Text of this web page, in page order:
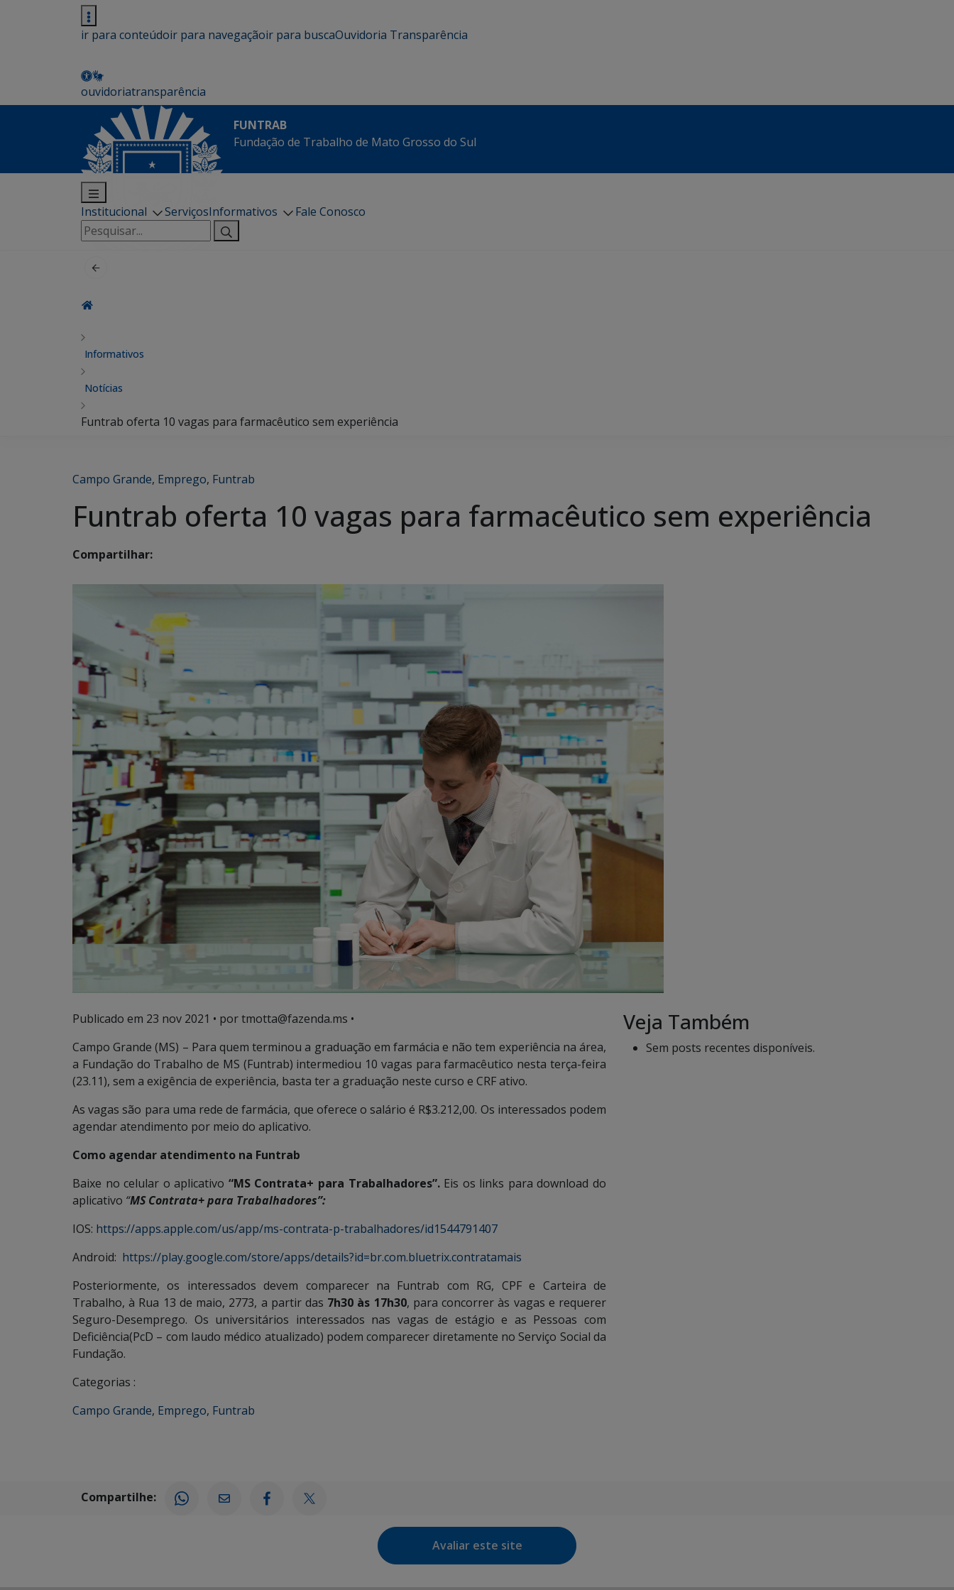
ir para conteúdoir para navegaçãoir para buscaOuvidoria Transparência
ouvidoriatransparência
FUNTRAB
Fundação de Trabalho de Mato Grosso do Sul
Institucional ServiçosInformativos
Fale Conosco
Pesquisar
por:
Informativos
Notícias
Funtrab oferta 10 vagas para farmacêutico sem experiência
Campo Grande, Emprego, Funtrab
Funtrab oferta 10 vagas para farmacêutico sem experiência
Compartilhar:
Publicado em 23 nov 2021 • por tmotta@fazenda.ms •
Campo Grande (MS) – Para quem terminou a graduação em farmácia e não tem experiência na área,
a Fundação do Trabalho de MS (Funtrab) intermediou 10 vagas para farmacêutico nesta terça-feira
(23.11), sem a exigência de experiência, basta ter a graduação neste curso e CRF ativo.
As vagas são para uma rede de farmácia, que oferece o salário é R$3.212,00. Os interessados podem
agendar atendimento por meio do aplicativo.
Como agendar atendimento na Funtrab
Baixe no celular o aplicativo “MS Contrata+ para Trabalhadores”. Eis os links para download do
aplicativo “MS Contrata+ para Trabalhadores”:
IOS: https://apps.apple.com/us/app/ms-contrata-p-trabalhadores/id1544791407
Android: https://play.google.com/store/apps/details?id=br.com.bluetrix.contratamais
Posteriormente, os interessados devem comparecer na Funtrab com RG, CPF e Carteira de
Trabalho, à Rua 13 de maio, 2773, a partir das 7h30 às 17h30, para concorrer às vagas e requerer
Seguro-Desemprego. Os universitários interessados nas vagas de estágio e as Pessoas com
Deficiência(PcD – com laudo médico atualizado) podem comparecer diretamente no Serviço Social da
Fundação.
Categorias :
Campo Grande, Emprego, Funtrab
Veja Também
Sem posts recentes disponíveis.
Compartilhe:
Avaliar este site